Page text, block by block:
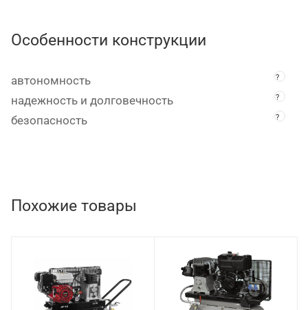
Особенности конструкции
автономность ?
надежность и долговечность ?
безопасность ?
Похожие товары